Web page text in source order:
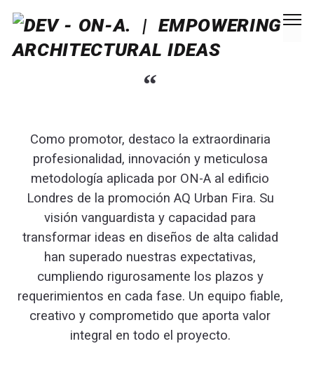
“
Como promotor, destaco la extraordinaria
profesionalidad, innovación y meticulosa
metodología aplicada por ON-A al edificio
Londres de la promoción AQ Urban Fira. Su
visión vanguardista y capacidad para
transformar ideas en diseños de alta calidad
han superado nuestras expectativas,
cumpliendo rigurosamente los plazos y
requerimientos en cada fase. Un equipo fiable,
creativo y comprometido que aporta valor
integral en todo el proyecto.